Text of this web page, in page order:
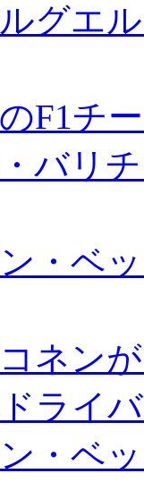
グエ
F1チ
バリ
・ベ
ネン
ライ
・ベ